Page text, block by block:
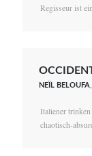
Regisseur ist
NEÏL BELOUFA
Italiener
chaotisch-